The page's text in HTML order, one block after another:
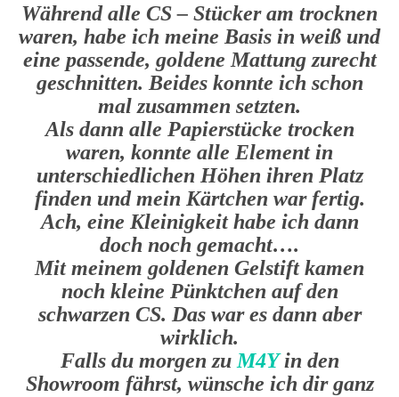
Während alle CS – Stücker am trocknen
waren, habe ich meine Basis in weiß und
eine passende, goldene Mattung zurecht
geschnitten. Beides konnte ich schon
mal zusammen setzten.
Als dann alle Papierstücke trocken
waren, konnte alle Element in
unterschiedlichen Höhen ihren Platz
finden und mein Kärtchen war fertig.
Ach, eine Kleinigkeit habe ich dann
doch noch gemacht….
Mit meinem goldenen Gelstift kamen
noch kleine Pünktchen auf den
schwarzen CS. Das war es dann aber
wirklich.
Falls du morgen zu M4Yin den
Showroom fährst, wünsche ich dir ganz